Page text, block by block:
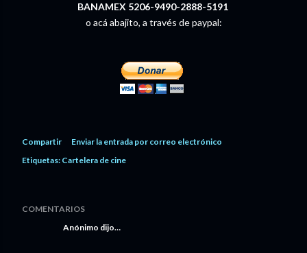
BANAMEX 5206-9490-2888-5191
o acá abajito, a través de paypal:
Compartir
Enviar la entrada por correo electrónico
Etiquetas: Cartelera de cine
COMENTARIOS
Anónimo dijo…